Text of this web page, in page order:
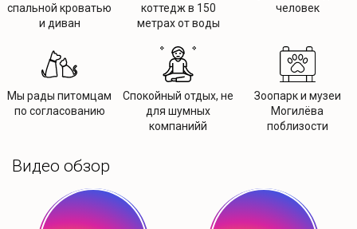
спальной кроватью
и диван
коттедж в 150
метрах от воды
человек
Мы рады питомцам
по согласованию
Спокойный отдых, не
для шумных
компанийй
Зоопарк и музеи
Могилёва
поблизости
Видео обзор